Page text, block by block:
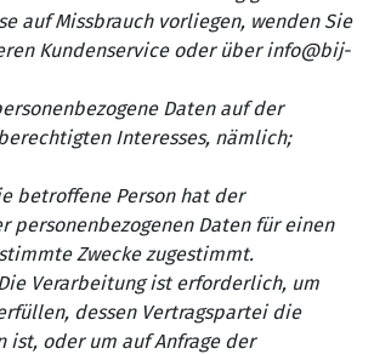
auf Missbrauch vorliegen, wenden Sie
Kundenservice oder über info@bij-
Daten auf der
Interesses, nämlich;
betroffene Person hat der
personenbezogenen Daten für einen
Zwecke zugestimmt.
Verarbeitung ist erforderlich, um
dessen Vertragspartei die
ist, oder um auf Anfrage der